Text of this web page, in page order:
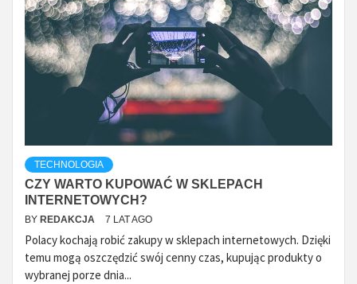
TECHNOLOGIA
CZY WARTO KUPOWAĆ W SKLEPACH
INTERNETOWYCH?
BY REDAKCJA 7 LAT AGO
Polacy kochają robić zakupy w sklepach internetowych. Dzięki
temu mogą oszczędzić swój cenny czas, kupując produkty o
wybranej porze dnia...